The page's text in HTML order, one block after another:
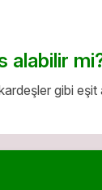
alabilir
gibi